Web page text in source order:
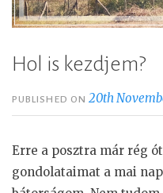
Hol is kezdjem?
PUBLISHED ON20th
Erre a posztra már rég
gondolataimat a mai